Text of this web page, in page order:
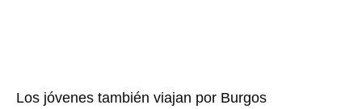
Los jóvenes también viajan por Burgos